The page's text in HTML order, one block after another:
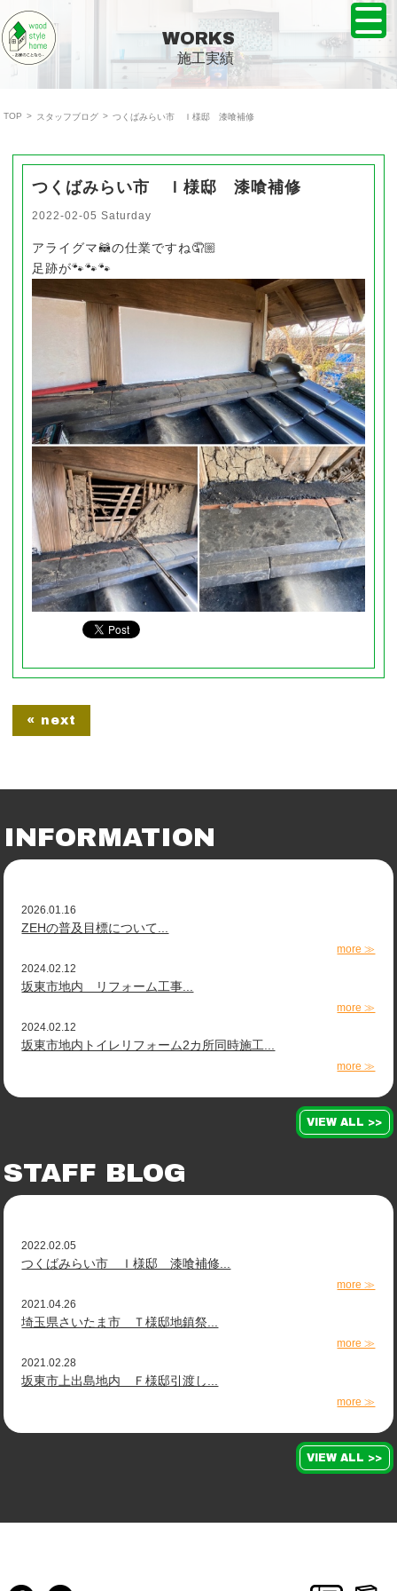
株式会社ウッドスタイルホーム TOPPAGE
WORKS
施工実績
TOP > スタッフブログ > つくばみらい市 Ｉ様邸 漆喰補修
つくばみらい市 Ｉ様邸 漆喰補修
2022-02-05 Saturday
アライグマ🦝の仕業ですね🤦🏼
足跡が🐾🐾🐾
« next
INFORMATION
2026.01.16
ZEHの普及目標について...
more ≫
2024.02.12
坂東市地内 リフォーム工事...
more ≫
2024.02.12
坂東市地内トイレリフォーム2カ所同時施工...
more ≫
VIEW ALL >>
STAFF BLOG
2022.02.05
つくばみらい市 Ｉ様邸 漆喰補修...
more ≫
2021.04.26
埼玉県さいたま市 Ｔ様邸地鎮祭...
more ≫
2021.02.28
坂東市上出島地内 Ｆ様邸引渡し...
more ≫
VIEW ALL >>